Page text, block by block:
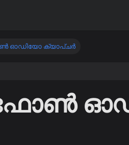
ഓഡിയോ ക്യാപ്‌ചർ